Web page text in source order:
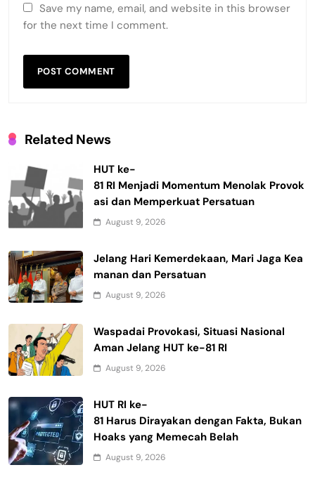
Save my name, email, and website in this browser
for the next time I comment.
Related News
HUT ke-
81 RI Menjadi Momentum Menolak Provok
asi dan Memperkuat Persatuan
August 9, 2026
Jelang Hari Kemerdekaan, Mari Jaga Kea
manan dan Persatuan
August 9, 2026
Waspadai Provokasi, Situasi Nasional
Aman Jelang HUT ke-81 RI
August 9, 2026
HUT RI ke-
81 Harus Dirayakan dengan Fakta, Bukan
Hoaks yang Memecah Belah
August 9, 2026